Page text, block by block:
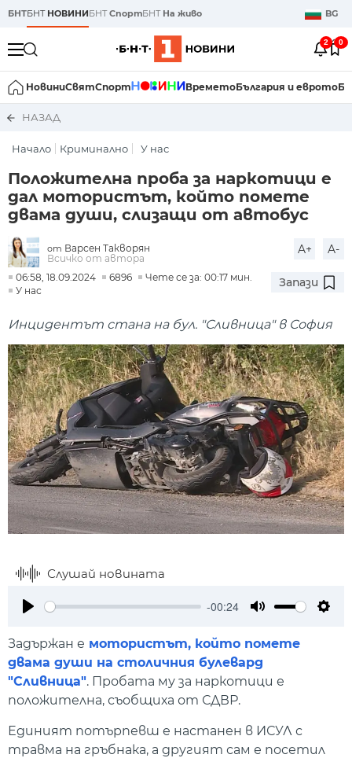
БНТБНТ НОВИНИБНТСпортБНТ На живо BG
2 0
НовиниСвятСпорт ВреметоБългария и еврото
НАЗАД
Начало Криминално У нас
Положителна проба за наркотици е
дал мотористът, който помете
двама души, слизащи от автобус
от Варсен Такворян
Всичко от автора
A+ A-
06:58, 18.09.2024 6896
Чете се за: 00:17 мин.
У нас
Запази
Инцидентът стана на бул. "Сливница" в София
Слушай новината
-00:24
Задържан е мотористът, който помете
двама души на столичния булевард
"Сливница". Пробата му за наркотици е
положителна, съобщиха от СДВР.
Единият потърпевш е настанен в ИСУЛ с
травма на гръбнака, а другият сам е посетил